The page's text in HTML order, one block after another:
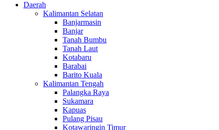
Daerah
Kalimantan Selatan
Banjarmasin
Banjar
Tanah Bumbu
Tanah Laut
Kotabaru
Barabai
Barito Kuala
Kalimantan Tengah
Palangka Raya
Sukamara
Kapuas
Pulang Pisau
Kotawaringin Timur